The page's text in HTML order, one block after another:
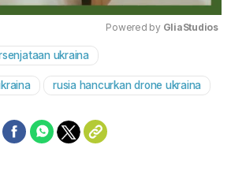
Powered by GliaStudios
ukraina
rusia hancurkan drone ukraina